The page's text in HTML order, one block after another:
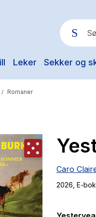
Leker Sekker og
/ Romaner
Caro
2026 , E-bok